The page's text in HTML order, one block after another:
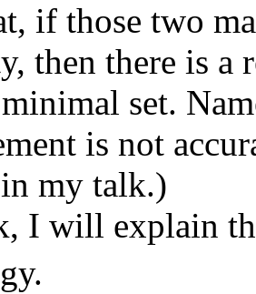
if those two
then there is a
set.
is not
my talk.)
I will explain